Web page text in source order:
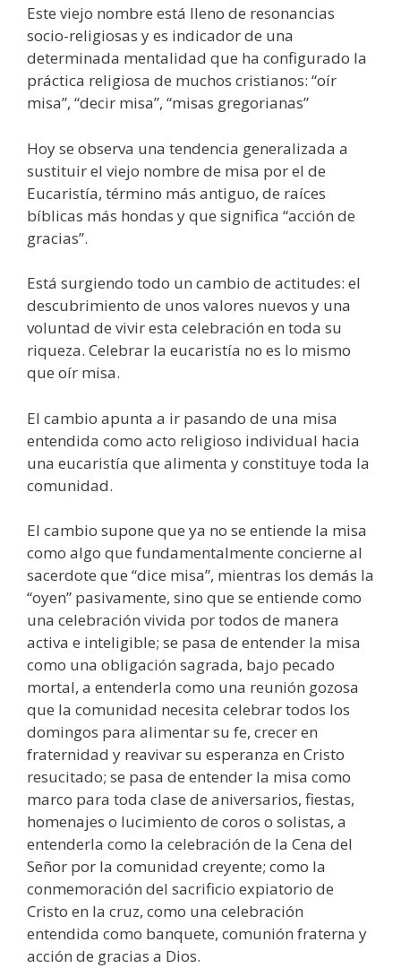
Este viejo nombre está lleno de resonancias
socio-religiosas y es indicador de una
determinada mentalidad que ha configurado la
práctica religiosa de muchos cristianos: “oír
misa”, “decir misa”, “misas gregorianas”
Hoy se observa una tendencia generalizada a
sustituir el viejo nombre de misa por el de
Eucaristía, término más antiguo, de raíces
bíblicas más hondas y que significa “acción de
gracias”.
Está surgiendo todo un cambio de actitudes: el
descubrimiento de unos valores nuevos y una
voluntad de vivir esta celebración en toda su
riqueza. Celebrar la eucaristía no es lo mismo
que oír misa.
El cambio apunta a ir pasando de una misa
entendida como acto religioso individual hacia
una eucaristía que alimenta y constituye toda la
comunidad.
El cambio supone que ya no se entiende la misa
como algo que fundamentalmente concierne al
sacerdote que “dice misa”, mientras los demás la
“oyen” pasivamente, sino que se entiende como
una celebración vivida por todos de manera
activa e inteligible; se pasa de entender la misa
como una obligación sagrada, bajo pecado
mortal, a entenderla como una reunión gozosa
que la comunidad necesita celebrar todos los
domingos para alimentar su fe, crecer en
fraternidad y reavivar su esperanza en Cristo
resucitado; se pasa de entender la misa como
marco para toda clase de aniversarios, fiestas,
homenajes o lucimiento de coros o solistas, a
entenderla como la celebración de la Cena del
Señor por la comunidad creyente; como la
conmemoración del sacrificio expiatorio de
Cristo en la cruz, como una celebración
entendida como banquete, comunión fraterna y
acción de gracias a Dios.